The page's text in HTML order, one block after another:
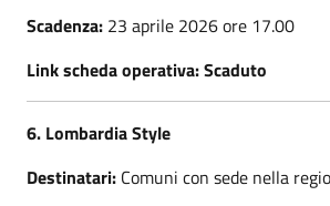
Scadenza: 23 aprile 2026 ore 17.00
Link scheda operativa: Scaduto
6. Lombardia Style
Destinatari: Comuni con sede nella